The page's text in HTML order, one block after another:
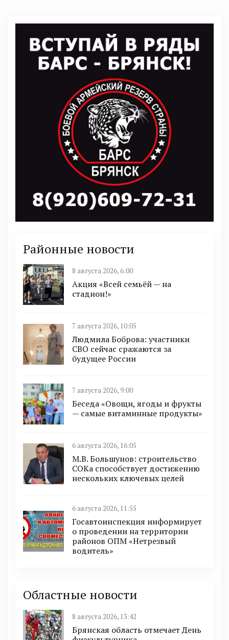
Районные новости
8 августа 2026, 6:00
Акция «Всей семьёй — на
стадион!»
7 августа 2026, 10:05
Людмила Боброва: участники
СВО сейчас сражаются за
будущее России
7 августа 2026, 9:00
Беседа «Овощи, ягоды и фрукты
— самые витаминные продукты»
6 августа 2026, 16:05
М.В. Большунов: строительство
СОКа способствует достижению
нескольких ключевых целей
6 августа 2026, 11:55
Госавтоинспекция информирует
о проведении на территории
районов ОПМ «Нетрезвый
водитель»
Областные новости
8 августа 2026, 13:42
Брянская область отмечает День